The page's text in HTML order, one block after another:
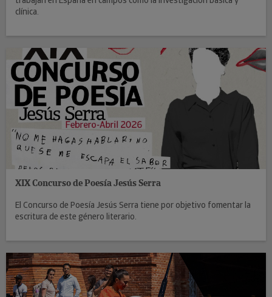
clínica.
XIX Concurso de Poesía Jesús Serra
El Concurso de Poesía Jesús Serra tiene por objetivo fomentar la
escritura de este género literario.